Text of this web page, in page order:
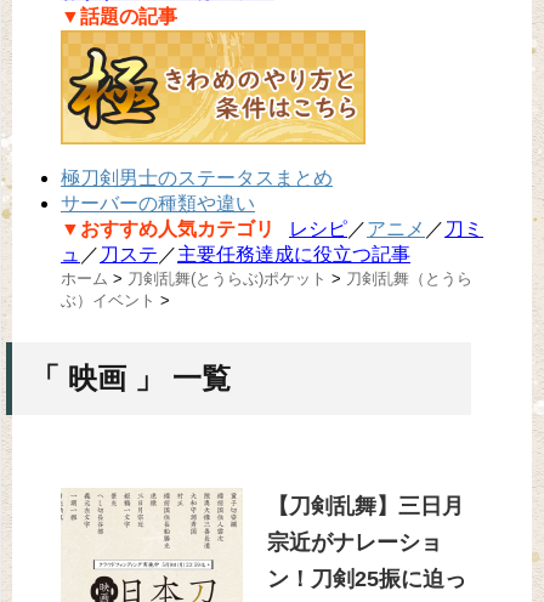
▼話題の記事
極刀剣男士のステータスまとめ
サーバーの種類や違い
▼おすすめ人気カテゴリ
レシピ／アニメ ／ 刀ミ
ュ ／ 刀ステ ／主要任務達成に役立つ記事
ホーム > 刀剣乱舞(とうらぶ)ポケット > 刀剣乱舞（とうら
ぶ）イベント >
「 映画 」 一覧
【刀剣乱舞】三日月
宗近がナレーショ
ン！刀剣25振に迫っ